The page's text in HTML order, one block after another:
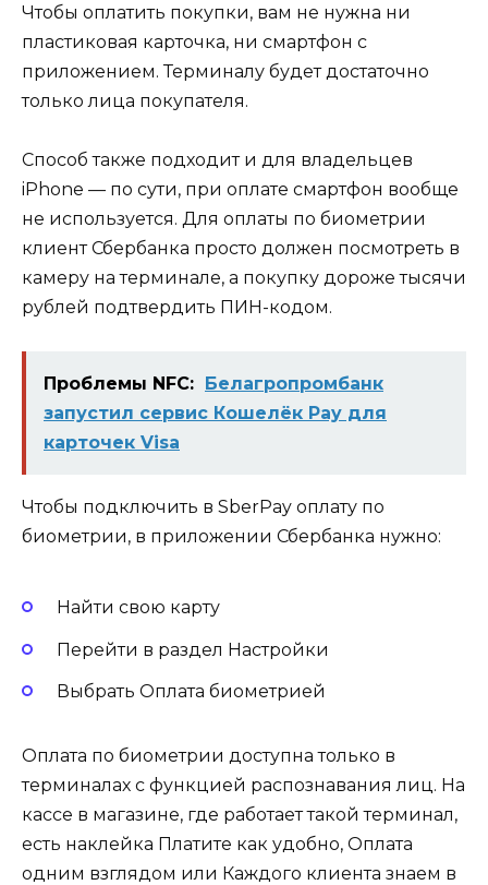
Чтобы оплатить покупки, вам не нужна ни
пластиковая карточка, ни смартфон с
приложением. Терминалу будет достаточно
только лица покупателя.
Способ также подходит и для владельцев
iPhone — по сути, при оплате смартфон вообще
не используется. Для оплаты по биометрии
клиент Сбербанка просто должен посмотреть в
камеру на терминале, а покупку дороже тысячи
рублей подтвердить ПИН-кодом.
Проблемы NFC: Белагропромбанк
запустил сервис Кошелёк Pay для
карточек Visa
Чтобы подключить в SberPay оплату по
биометрии, в приложении Сбербанка нужно:
Найти свою карту
Перейти в раздел Настройки
Выбрать Оплата биометрией
Оплата по биометрии доступна только в
терминалах с функцией распознавания лиц. На
кассе в магазине, где работает такой терминал,
есть наклейка Платите как удобно, Оплата
одним взглядом или Каждого клиента знаем в